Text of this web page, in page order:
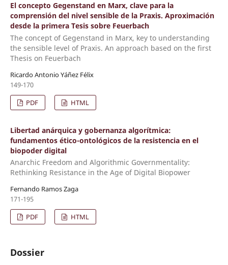
El concepto Gegenstand en Marx, clave para la
comprensión del nivel sensible de la Praxis. Aproximación
desde la primera Tesis sobre Feuerbach
The concept of Gegenstand in Marx, key to understanding
the sensible level of Praxis. An approach based on the first
Thesis on Feuerbach
Ricardo Antonio Yáñez Félix
149-170
PDF
HTML
Libertad anárquica y gobernanza algorítmica:
fundamentos ético-ontológicos de la resistencia en el
biopoder digital
Anarchic Freedom and Algorithmic Governmentality:
Rethinking Resistance in the Age of Digital Biopower
Fernando Ramos Zaga
171-195
PDF
HTML
Dossier